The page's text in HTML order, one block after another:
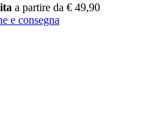
a partire da € 49,90
e consegna